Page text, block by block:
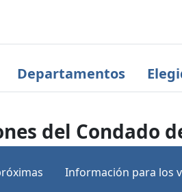
Departamentos
del Condado
Información para los